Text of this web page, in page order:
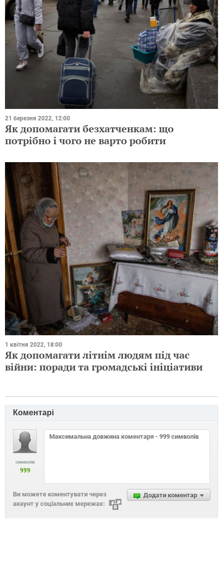
21 березня 2022, 12:00
Як допомагати безхатченкам: що
потрібно і чого не варто робити
1 квітня 2022, 18:00
Як допомагати літнім людям під час
війни: поради та громадські ініціативи
Коментарі
символів
999
Додати коментар
Ви можете коментувати через
акаунт у соціальних мережах: